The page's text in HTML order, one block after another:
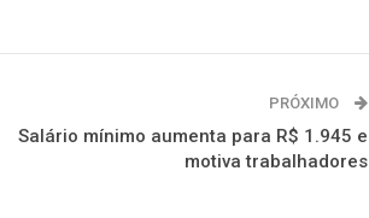
PRÓXIMO
Salário mínimo aumenta para R$ 1.945 e
motiva trabalhadores